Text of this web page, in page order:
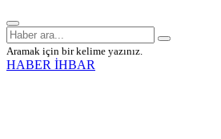
Aramak için bir kelime yazınız.
HABER İHBAR